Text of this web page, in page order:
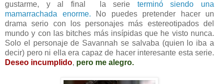
gustarme, y al final la serie terminó siendo una
mamarrachada enorme. No puedes pretender hacer un
drama serio con los personajes más estereotipados del
mundo y con las bitches más insípidas que he visto nunca.
Solo el personaje de Savannah se salvaba (quien lo iba a
decir) pero ni ella era capaz de hacer interesante esta serie.
Deseo incumplido, pero me alegro.